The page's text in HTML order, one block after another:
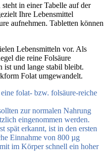
in einer Tabelle auf der
Ihre Lebensmittel
aufnehmen. Tabletten können
Lebensmitteln vor. Als
die reine Folsäure
ist und lange stabil bleibt.
Folat umgewandelt.
folat- bzw. folsäure-reiche
zur normalen Nahrung
eingenommen werden.
spät erkannt, ist in den ersten
Einnahme von 800 µg
im Körper schnell ein hoher